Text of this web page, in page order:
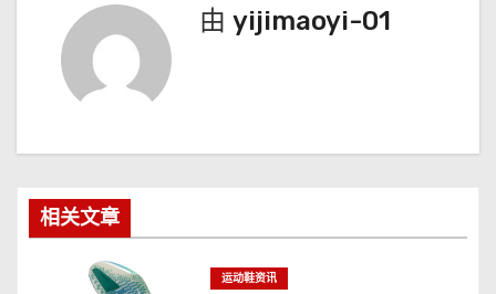
由 yijimaoyi-01
相关文章
运动鞋资讯